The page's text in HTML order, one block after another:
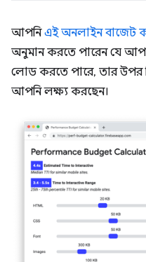
আপনিএই অনলাইন বাজেট
অনুমান করতে পারেন যে
লোড করতে পারে, তার উপর
আপনি লক্ষ্য করছেন।